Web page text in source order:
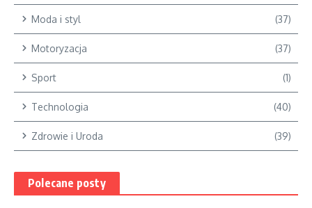
Moda i styl (37)
Motoryzacja (37)
Sport (1)
Technologia (40)
Zdrowie i Uroda (39)
Polecane posty